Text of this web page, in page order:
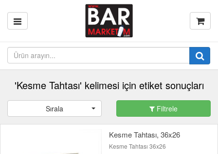
'Kesme Tahtası' kelimesi için etiket sonuçları
Sırala Filtrele
Kesme Tahtası, 36x26
Kesme Tahtası 36x26